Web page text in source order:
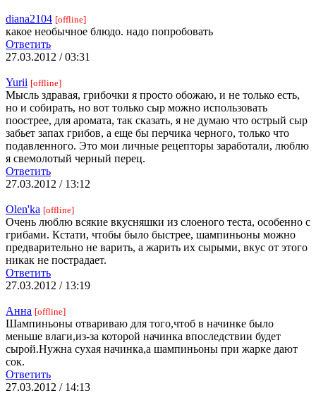
diana2104 [offline]
какое необычное блюдо. надо попробовать
Ответить
27.03.2012 / 03:31
Yurii [offline]
Мысль здравая, грибочки я просто обожаю, и не только есть,
но и собирать, но вот только сыр можно использовать
поострее, для аромата, так сказать, я не думаю что острый сыр
забьет запах грибов, а еще бы перчика черного, только что
подавленного. Это мои личные рецепторы заработали, люблю
я свемолотый черный перец.
Ответить
27.03.2012 / 13:12
Olen'ka [offline]
Очень люблю всякие вкусняшки из слоеного теста, особенно с
грибами. Кстати, чтобы было быстрее, шампиньоны можно
предварительно не варить, а жарить их сырыми, вкус от этого
никак не пострадает.
Ответить
27.03.2012 / 13:19
Анна [offline]
Шампиньоны отвариваю для того,чтоб в начинке было
меньше влаги,из-за которой начинка впоследствии будет
сырой.Нужна сухая начинка,а шампиньоны при жарке дают
сок.
Ответить
27.03.2012 / 14:13